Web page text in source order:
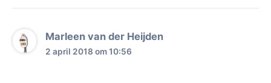
Marleen van der Heijden
2 april 2018 om 10:56